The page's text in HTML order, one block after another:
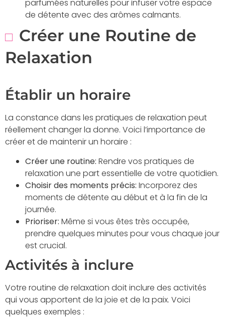
parfumées naturelles pour infuser votre espace
de détente avec des arômes calmants.
Créer une Routine de
Relaxation
Établir un horaire
La constance dans les pratiques de relaxation peut
réellement changer la donne. Voici l’importance de
créer et de maintenir un horaire :
Créer une routine: Rendre vos pratiques de
relaxation une part essentielle de votre quotidien.
Choisir des moments précis: Incorporez des
moments de détente au début et à la fin de la
journée.
Prioriser: Même si vous êtes très occupée,
prendre quelques minutes pour vous chaque jour
est crucial.
Activités à inclure
Votre routine de relaxation doit inclure des activités
qui vous apportent de la joie et de la paix. Voici
quelques exemples :